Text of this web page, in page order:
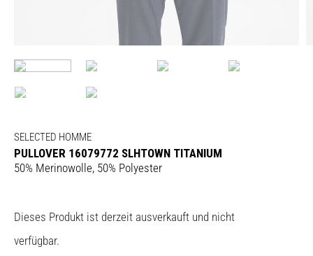
SELECTED HOMME
PULLOVER 16079772 SLHTOWN TITANIUM
50% Merinowolle, 50% Polyester
Dieses Produkt ist derzeit ausverkauft und nicht
verfügbar.